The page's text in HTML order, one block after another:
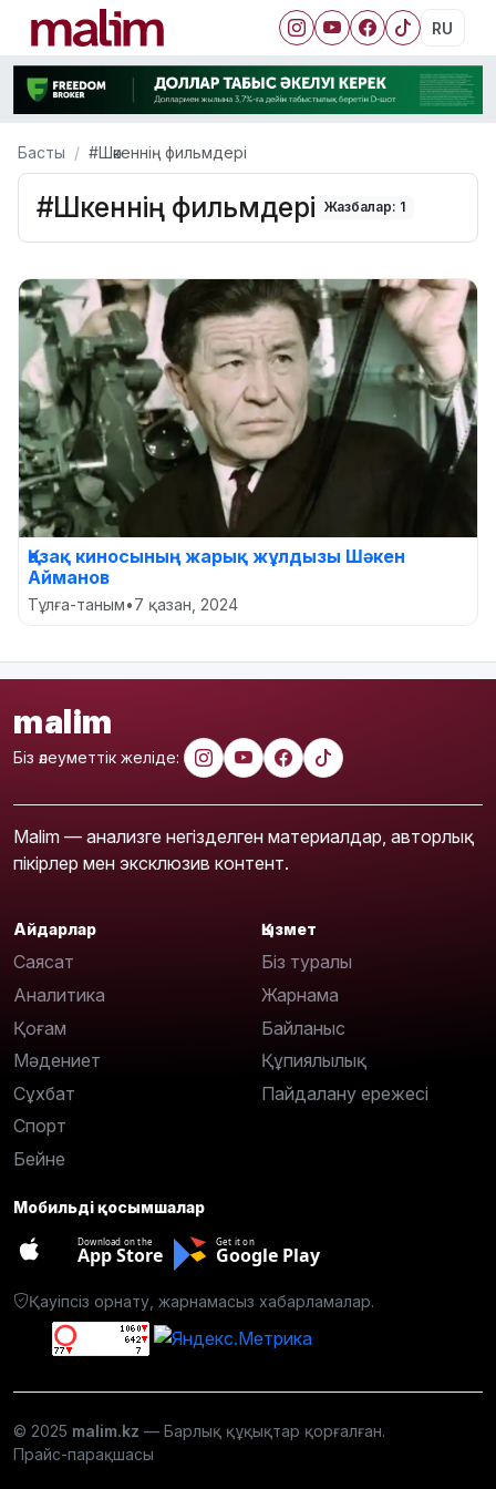
RU
Басты #Шәкеннің фильмдері
#Шәкеннің фильмдері Жазбалар: 1
Қазақ киносының жарық жұлдызы Шәкен
Айманов
Тұлға-таным•7 қазан, 2024
malim
Біз әлеуметтік желіде:
Malim — анализге негізделген материалдар, авторлық
пікірлер мен эксклюзив контент.
Айдарлар
Саясат
Аналитика
Қоғам
Мәдениет
Сұхбат
Спорт
Бейне
Қызмет
Біз туралы
Жарнама
Байланыс
Құпиялылық
Пайдалану ережесі
Мобильді қосымшалар
Download on the
App Store
Get it on
Google Play
Қауіпсіз орнату, жарнамасыз хабарламалар.
© 2025 malim.kz — Барлық құқықтар қорғалған.
Прайс-парақшасы